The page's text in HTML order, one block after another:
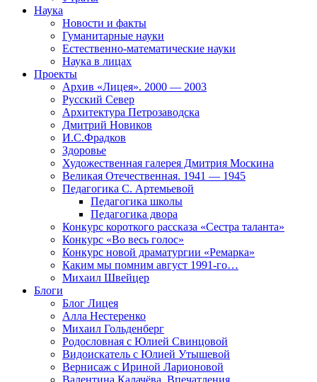
Наука
Новости и факты
Гуманитарные науки
Естественно-математические науки
Наука в лицах
Проекты
Архив «Лицея». 2000 — 2003
Русский Север
Архитектура Петрозаводска
Дмитрий Новиков
И.С.Фрадков
Здоровье
Художественная галерея Дмитрия Москина
Великая Отечественная. 1941 — 1945
Педагогика С. Артемьевой
Педагогика школы
Педагогика двора
Конкурс короткого рассказа «Сестра таланта»
Конкурс «Во весь голос»
Конкурс новой драматургии «Ремарка»
Каким мы помним август 1991-го…
Михаил Швейцер
Блоги
Блог Лицея
Алла Нестеренко
Михаил Гольденберг
Родословная с Юлией Свинцовой
Видоискатель с Юлией Утышевой
Вернисаж с Ириной Ларионовой